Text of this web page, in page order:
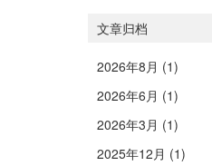
文章归档
2026年8月 (1)
2026年6月 (1)
2026年3月 (1)
2025年12月 (1)